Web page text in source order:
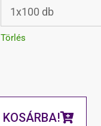
Törlés
KOSÁRBA!